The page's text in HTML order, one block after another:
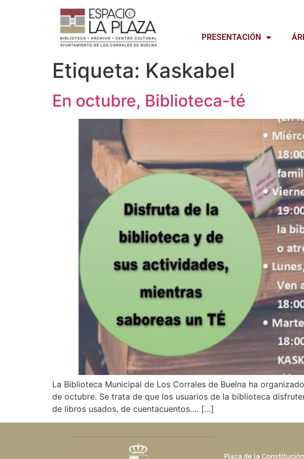
PRESENTACIÓN
Etiqueta: Kaskabel
En octubre, Biblioteca-té
La Biblioteca Municipal de Los Corrales de Buelna ha
de octubre. Se trata de que los usuarios de la biblioteca
de libros usados, de cuentacuentos…. […]
Plaza de la